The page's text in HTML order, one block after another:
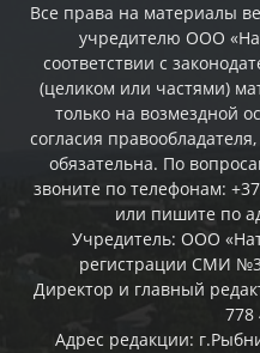
Все права на материалы
учредителю ООО
соответствии с
(целиком или частями)
только на возмездной
согласия
обязательна. По
звоните по телефонам:
или пишите по
Учредитель: ООО
регистрации СМИ
Директор и главный
778
Адрес редакции: